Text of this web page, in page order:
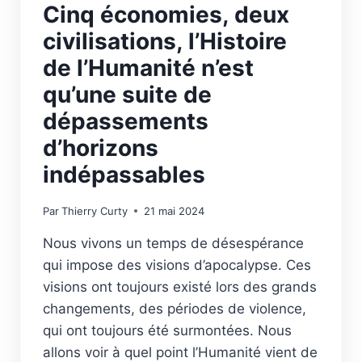
Cinq économies, deux
civilisations, l’Histoire
de l’Humanité n’est
qu’une suite de
dépassements
d’horizons
indépassables
ParThierry Curty 21 mai 2024
Nous vivons un temps de désespérance
qui impose des visions d’apocalypse. Ces
visions ont toujours existé lors des grands
changements, des périodes de violence,
qui ont toujours été surmontées. Nous
allons voir à quel point l’Humanité vient de